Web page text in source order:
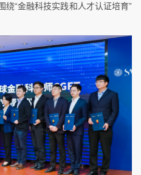
绕“金融科技实践和人才认证培育”